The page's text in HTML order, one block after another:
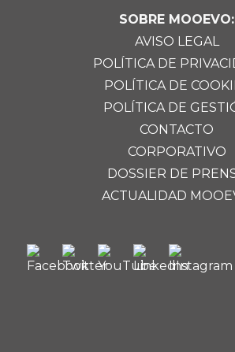
SOBRE MOOEVO:
AVISO LEGAL
POLÍTICA DE
POLÍTICA DE
POLÍTICA DE
CONTACTO
CORPORATIVO
DOSSIER DE
ACTUALIDAD